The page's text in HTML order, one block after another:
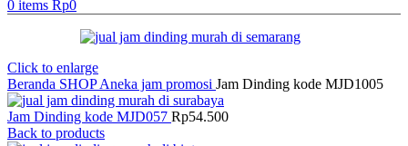
0 items Rp0
Click to enlarge
Beranda SHOPAneka jam promosi Jam Dinding kode MJD1005
Jam Dinding kode MJD057 Rp54.500
Back to products